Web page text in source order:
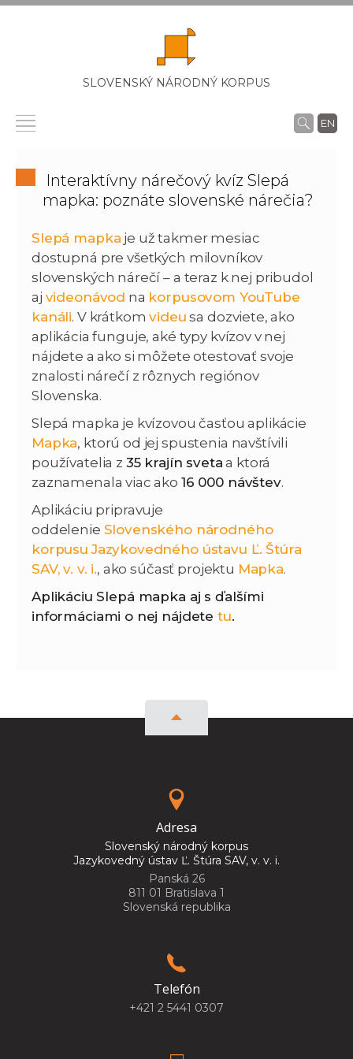
SLOVENSKÝ NÁRODNÝ KORPUS
EN
Interaktívny nárečový kvíz Slepá
mapka: poznáte slovenské nárečia?
Slepá mapka je už takmer mesiac
dostupná pre všetkých milovníkov
slovenských nárečí – a teraz k nej pribudol
aj videonávod na korpusovom YouTube
kanáli. V krátkomvideu sa dozviete, ako
aplikácia funguje, aké typy kvízov v nej
nájdete a ako si môžete otestovať svoje
znalosti nárečí z rôznych regiónov
Slovenska.
Slepá mapka je kvízovou časťou aplikácie
Mapka, ktorú od jej spustenia navštívili
používatelia z 35 krajín sveta a ktorá
zaznamenala viac ako 16 000 návštev.
Aplikáciu pripravuje
oddelenie Slovenského národného
korpusu Jazykovedného ústavu Ľ. Štúra
SAV, v. v. i., ako súčasť projektu Mapka.
Aplikáciu Slepá mapka aj s ďalšími
informáciami o nej nájdete tu.
Adresa
Slovenský národný korpus
Jazykovedný ústav Ľ. Štúra SAV, v. v. i.
Panská 26
811 01 Bratislava 1
Slovenská republika
Telefón
+421 2 5441 0307